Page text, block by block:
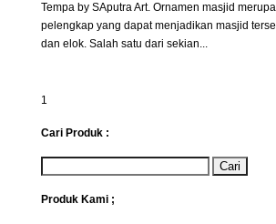
Tempa by SAputra Art. Ornamen masjid
pelengkap yang dapat menjadikan masjid
dan elok. Salah satu dari sekian...
1
Cari Produk :
Produk Kami ;